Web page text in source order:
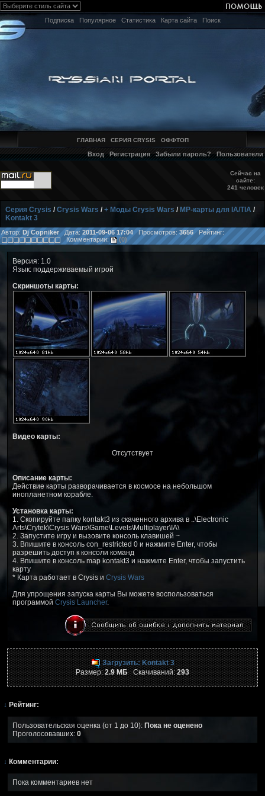
Подписка Популярное Статистика Карта сайта Поиск
ГЛАВНАЯ СЕРИЯ CRYSIS ОФФТОП
Вход Регистрация Забыли пароль? Пользователи
Сейчас на
сайте:
241 человек
Серия Crysis /Crysis Wars /+ Моды Crysis Wars / MP-карты для IA/TIA /
Kontakt 3
Автор: Dj CopnikerДата: 2011-09-06 17:04Просмотров:3656 Рейтинг:
Комментарии:
(0)
Версия: 1.0
Язык: поддерживаемый игрой
Скриншоты карты:
Видео карты:
Отсутствует
Описание карты:
Действие карты разворачивается в космосе на небольшом
инопланетном корабле.
Установка карты:
1. Скопируйте папку kontakt3 из скаченного архива в ..\Electronic
Arts\Crytek\Crysis Wars\Game\Levels\Multiplayer\IA\
2. Запустите игру и вызовите консоль клавишей ~
3. Впишите в консоль con_restricted 0 и нажмите Enter, чтобы
разрешить доступ к консоли команд
4. Впишите в консоль map kontakt3 и нажмите Enter, чтобы запустить
карту
* Карта работает в Crysis и Crysis Wars
Для упрощения запуска карты Вы можете воспользоваться
программой Crysis Launcher.
Загрузить: Kontakt 3
Размер:2.9 МБСкачиваний:293
↓ Рейтинг:
Пользовательская оценка (от 1 до 10): Пока не оценено
Проголосовавших: 0
↓ Комментарии:
Пока комментариев нет